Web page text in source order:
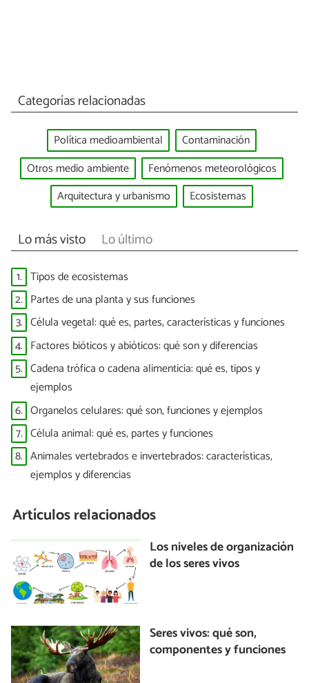
Categorías relacionadas
Política medioambiental
Contaminación
Otros medio ambiente
Fenómenos meteorológicos
Arquitectura y urbanismo
Ecosistemas
Lo más visto Lo último
1. Tipos de ecosistemas
2. Partes de una planta y sus funciones
3. Célula vegetal: qué es, partes, características y funciones
4. Factores bióticos y abióticos: qué son y diferencias
5. Cadena trófica o cadena alimenticia: qué es, tipos y
ejemplos
6. Organelos celulares: qué son, funciones y ejemplos
7. Célula animal: qué es, partes y funciones
8. Animales vertebrados e invertebrados: características,
ejemplos y diferencias
Artículos relacionados
Los niveles de organización
de los seres vivos
Seres vivos: qué son,
componentes y funciones